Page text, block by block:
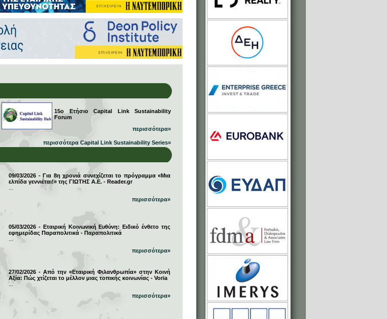
15ο Ετήσιο Capital Link Sustainability
Forum
περισσότερα»
περισσότερα Capital Link Sustainability Series»
09/03/2026 - Για 8η χρονιά συνεχίζεται το πρόγραμμα «Μια
ελπίδα γεννιέται!» της ΓΙΩΤΗΣ Α.Ε. - Reader.gr
περισσότερα»
05/03/2026 - Εταιρική Κοινωνική Ευθύνη: Ειδικό ένθετο της
εφημερίδας Παραπολιτικά - Παραπολιτικά
περισσότερα»
27/02/2026 - Από την «Εταιρική Φιλανθρωπία» στην Κοινή
Αξία: Πώς χτίζεται το μέλλον μιας τοπικής κοινωνίας - Voria
περισσότερα»